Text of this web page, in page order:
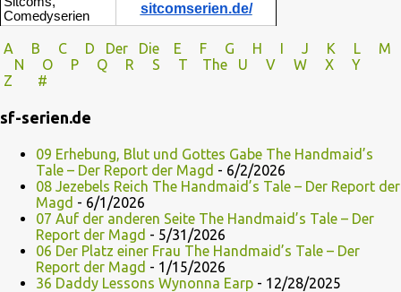
Comedyserien
sitcomserien.de/
A B C D Der Die E F G H I J K L
M
N
O P Q R S T The U V
W X Y
Z
#
sf-serien.de
09 Erhebung, Blut und Gottes Gabe The Handmaid’s
Tale – Der Report der Magd - 6/2/2026
08 Jezebels Reich The Handmaid’s Tale – Der Report der
Magd - 6/1/2026
07 Auf der anderen Seite The Handmaid’s Tale – Der
Report der Magd - 5/31/2026
06 Der Platz einer Frau The Handmaid’s Tale – Der
Report der Magd - 1/15/2026
36 Daddy Lessons Wynonna Earp - 12/28/2025